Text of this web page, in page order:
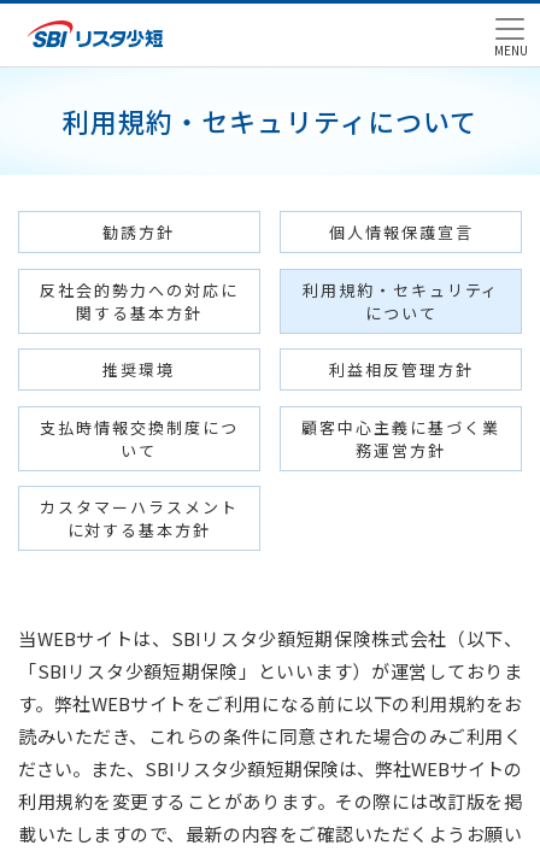
MENU
利用規約・セキュリティについて
勧誘方針 個人情報保護宣言
反社会的勢力への対応に
関する基本方針
利用規約・セキュリティ
について
推奨環境 利益相反管理方針
支払時情報交換制度につ
いて
顧客中心主義に基づく業
務運営方針
カスタマーハラスメント
に対する基本方針
当WEBサイトは、SBIリスタ少額短期保険株式会社（以下、
「SBIリスタ少額短期保険」といいます）が運営しておりま
す。弊社WEBサイトをご利用になる前に以下の利用規約をお
読みいただき、これらの条件に同意された場合のみご利用く
ださい。また、SBIリスタ少額短期保険は、弊社WEBサイトの
利用規約を変更することがあります。その際には改訂版を掲
載いたしますので、最新の内容をご確認いただくようお願い